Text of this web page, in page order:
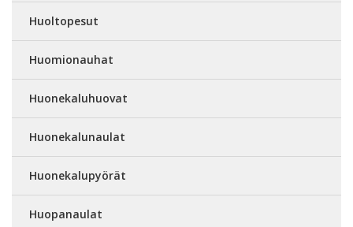
Huoltopesut
Huomionauhat
Huonekaluhuovat
Huonekalunaulat
Huonekalupyörät
Huopanaulat